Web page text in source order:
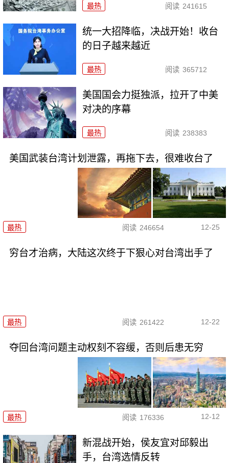
最热 阅读 241615
统一大招降临，决战开始！收台
的日子越来越近
最热 阅读 365712
美国国会力挺独派，拉开了中美
对决的序幕
最热 阅读 238383
美国武装台湾计划泄露，再拖下去，很难收台了
最热 阅读 246654 12-25
穷台才治病，大陆这次终于下狠心对台湾出手了
最热 阅读 261422 12-22
夺回台湾问题主动权刻不容缓，否则后患无穷
最热 阅读 176336 12-12
新混战开始，侯友宜对邱毅出
手，台湾选情反转